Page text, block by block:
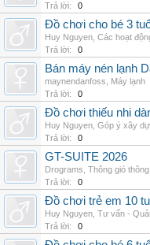
Trả lời:
0
Đồ chơi cho bé 3
Huy Nguyen Các hoạt
Trả lời:
0
Bán máy nén lạnh
maynendanfoss
Máy lạnh
Trả lời:
0
Đồ chơi thiếu nhi
Huy Nguyen Góp ý xây
Trả lời:
0
GT-SUITE 2026
Drograms Thông gió
Trả lời:
0
Đồ chơi trẻ em 10
Huy Nguyen Tư vấn -
Trả lời:
0